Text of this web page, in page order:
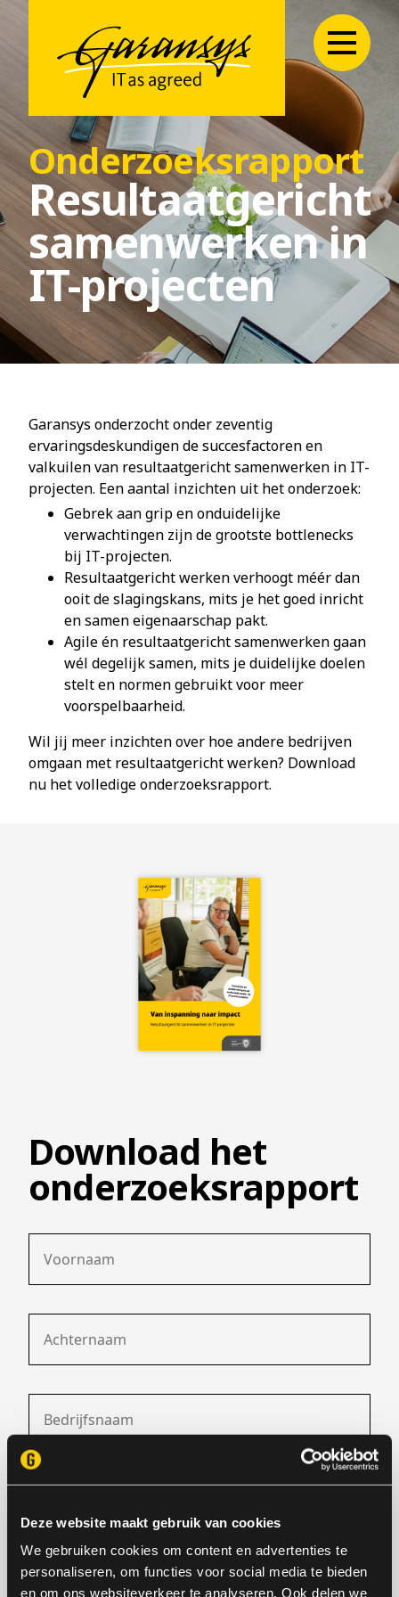
Deze website maakt gebruik van cookies
We gebruiken cookies om content en advertenties te
personaliseren, om functies voor social media te bieden
en om ons websiteverkeer te analyseren. Ook delen we
Onderzoeksrapport
Resultaatgericht
samenwerken in
IT-projecten
Garansys onderzocht onder zeventig
ervaringsdeskundigen de succesfactoren en
valkuilen van resultaatgericht samenwerken in IT-
projecten. Een aantal inzichten uit het onderzoek:
Gebrek aan grip en onduidelijke
verwachtingen zijn de grootste bottlenecks
bij IT-projecten.
Resultaatgericht werken verhoogt méér dan
ooit de slagingskans, mits je het goed inricht
en samen eigenaarschap pakt.
Agile én resultaatgericht samenwerken gaan
wél degelijk samen, mits je duidelijke doelen
stelt en normen gebruikt voor meer
voorspelbaarheid.
Wil jij meer inzichten over hoe andere bedrijven
omgaan met resultaatgericht werken? Download
nu het volledige onderzoeksrapport.
Download het
onderzoeksrapport